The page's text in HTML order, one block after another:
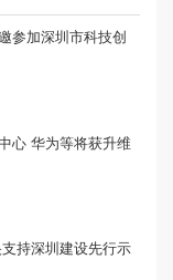
参加深圳市科技创
心 华为等将获升维
持深圳建设先行示